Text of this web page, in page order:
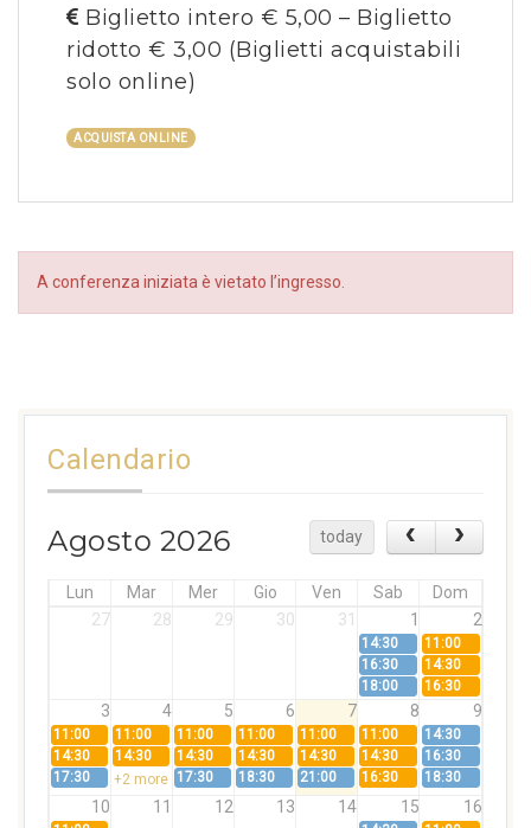
Biglietto intero € 5,00 – Biglietto
ridotto € 3,00 (Biglietti acquistabili
solo online)
ACQUISTA ONLINE
A conferenza iniziata è vietato l’ingresso.
Calendario
Agosto 2026 today
Lun Mar Mer Gio Ven Sab
Dom
27
28 29 30 31 1 2
14:30
11:00
16:30
14:30
18:00
16:30
3 4 5 6 7 8 9
11:00 11:00 11:00 11:00 11:00 11:00
14:30
14:30
14:30 14:30 14:30 14:30 14:30
16:30
17:30
+2 more 17:30 18:30 21:00 16:30 18:30
10 11 12 13 14 15 16